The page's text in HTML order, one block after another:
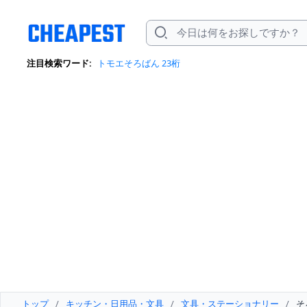
注目検索ワード: トモエそろばん 23桁
トップ / キッチン・日用品・文具 / 文具・ステーショナリー /